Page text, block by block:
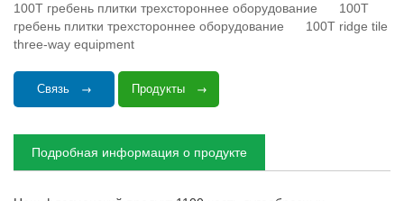
100T гребень плитки трехстороннее оборудование
100T
гребень плитки трехстороннее оборудование
100T ridge tile
three-way equipment
Связь Продукты
Подробная информация о продукте